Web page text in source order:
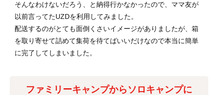
そんなわけないだろう、と納得行かなかったので、ママ友が
以前言ってたUZDを利用してみました。
配送するのがとても面倒くさいイメージがありましたが、箱
を取り寄せて詰めて集荷を待てばいいだけなので本当に簡単
に完了してしまいました。
ファミリーキャンプからソロキャンプに